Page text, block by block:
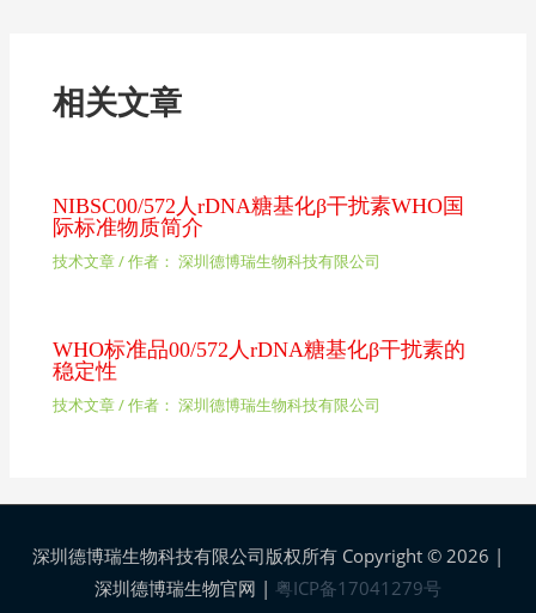
相关文章
NIBSC00/572人rDNA糖基化β干扰素WHO国
际标准物质简介
技术文章/ 作者： 深圳德博瑞生物科技有限公司
WHO标准品00/572人rDNA糖基化β干扰素的
稳定性
技术文章/ 作者： 深圳德博瑞生物科技有限公司
深圳德博瑞生物科技有限公司版权所有 Copyright © 2026 |
深圳德博瑞生物官网 | 粤ICP备17041279号